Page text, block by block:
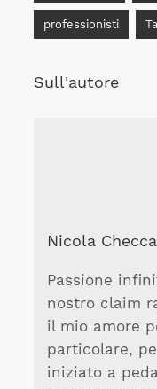
professionisti
Sull'autore
Nicola
Passione
nostro claim
il mio amore
particolare,
iniziato a